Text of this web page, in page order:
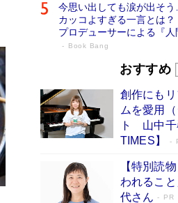
今思い出しても涙が出そ
カッコよすぎる一言とは
プロデューサーによる『
Book Bang
「叱って伸びるやつは
た“人を育てるコツ”…
す
Book Bang
「『火垂るの墓』は、大嘘
続けた“自責の念”とは…「
い」監督が徹底的にこだ
戦争の記憶
Book Bang
美輪明宏 晩年の回答を集
おすすめ
創作にも
ムを愛用
ト 山中千
TIMES】
【特別読
われるこ
代さん
PR